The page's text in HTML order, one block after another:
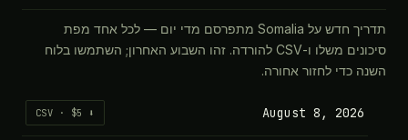
תדריך חדש על Somalia מתפרסם מדי יום — לכל אחד מפת
סיכונים משלו ו-CSV להורדה. זהו השבוע האחרון; השתמשו בלוח
השנה כדי לחזור אחורה.
August 8, 2026
⬇ CSV · $5